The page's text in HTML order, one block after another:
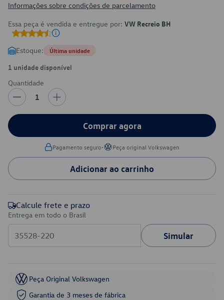
Informações sobre condições de parcelamento
Essa peça é vendida e entregue por: VW Recreio BH
Estoque: Última unidade
1 unidade disponível
Quantidade
1
Comprar agora
Pagamento seguro• Peça original Volkswagen
Adicionar ao carrinho
Calcule frete e prazo
Entrega em todo o Brasil
Simular
Peça Original Volkswagen
Garantia de 3 meses de fábrica